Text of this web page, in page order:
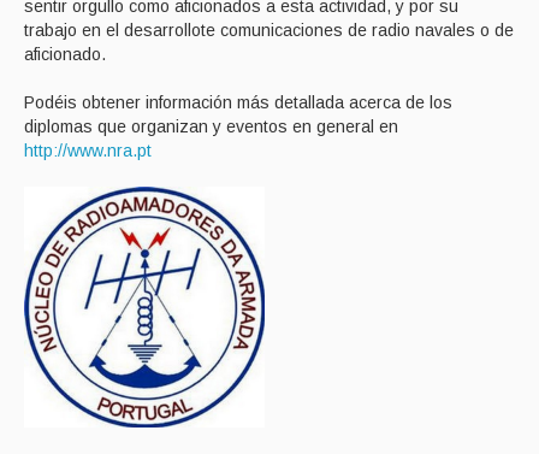
sentir orgullo como aficionados a esta actividad, y por su
trabajo en el desarrollote comunicaciones de radio navales o de
aficionado.
Podéis obtener información más detallada acerca de los
diplomas que organizan y eventos en general en
http://www.nra.pt